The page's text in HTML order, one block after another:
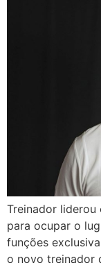
Treinador liderou
para ocupar o
funções
o novo treinador